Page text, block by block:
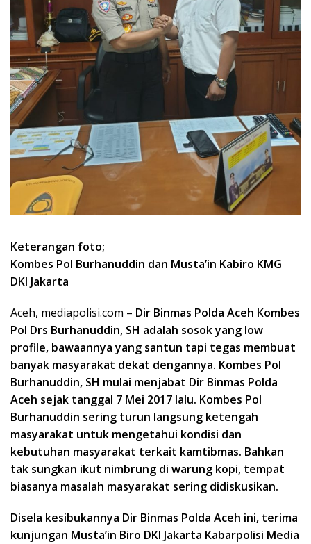
Keterangan foto;
Kombes Pol Burhanuddin dan Musta’in Kabiro KMG
DKI Jakarta
Aceh, mediapolisi.com – Dir Binmas Polda Aceh Kombes
Pol Drs Burhanuddin, SH adalah sosok yang low
profile, bawaannya yang santun tapi tegas membuat
banyak masyarakat dekat dengannya. Kombes Pol
Burhanuddin, SH mulai menjabat Dir Binmas Polda
Aceh sejak tanggal 7 Mei 2017 lalu. Kombes Pol
Burhanuddin sering turun langsung ketengah
masyarakat untuk mengetahui kondisi dan
kebutuhan masyarakat terkait kamtibmas. Bahkan
tak sungkan ikut nimbrung di warung kopi, tempat
biasanya masalah masyarakat sering didiskusikan.
Disela kesibukannya Dir Binmas Polda Aceh ini, terima
kunjungan Musta’in Biro DKI Jakarta Kabarpolisi Media